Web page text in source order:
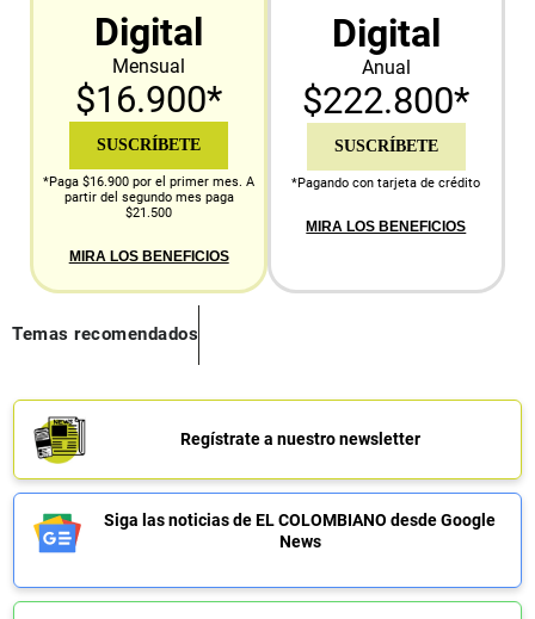
Digital
Mensual
$16.900*
SUSCRÍBETE
*Paga $16.900 por el primer mes. A
partir del segundo mes paga
$21.500
MIRA LOS BENEFICIOS
Digital
Anual
$222.800*
SUSCRÍBETE
*Pagando con tarjeta de crédito
MIRA LOS BENEFICIOS
Temas recomendados
Regístrate a nuestro newsletter
Siga las noticias de EL COLOMBIANO desde Google
News